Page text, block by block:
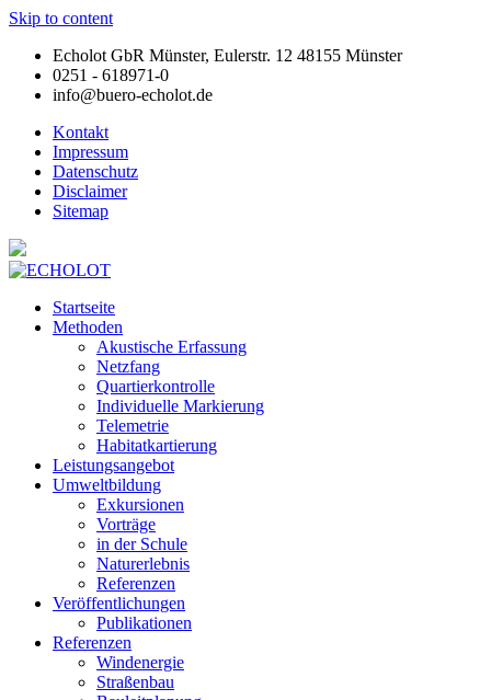
Skip to content
Echolot GbR Münster, Eulerstr. 12 48155 Münster
0251 - 618971-0
info@buero-echolot.de
Kontakt
Impressum
Datenschutz
Disclaimer
Sitemap
Startseite
Methoden
Akustische Erfassung
Netzfang
Quartierkontrolle
Individuelle Markierung
Telemetrie
Habitatkartierung
Leistungsangebot
Umweltbildung
Exkursionen
Vorträge
in der Schule
Naturerlebnis
Referenzen
Veröffentlichungen
Publikationen
Referenzen
Windenergie
Straßenbau